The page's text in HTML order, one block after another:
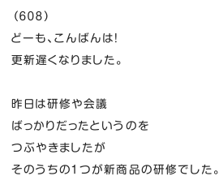
（６０８）
どーも、こんばんは！
更新遅くなりました。
昨日は研修や会議
ばっかりだったというのを
つぶやきましたが
そのうちの１つが新商品の研修でした。